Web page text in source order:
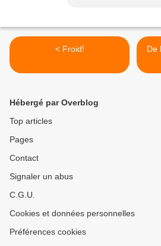
< Froid!
De
Hébergé par Overblog
Top articles
Pages
Contact
Signaler un abus
C.G.U.
Cookies et données personnelles
Préférences cookies